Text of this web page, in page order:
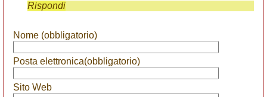
Rispondi
Nome (obbligatorio)
Posta elettronica(obbligatorio)
Sito Web